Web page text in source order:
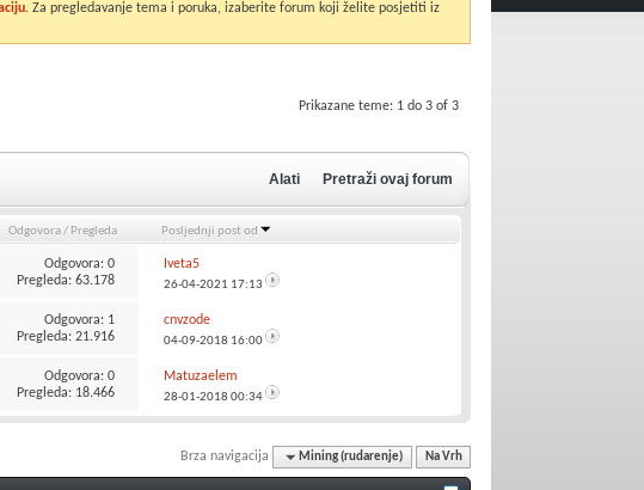
. Za pregledavanje tema i poruka, izaberite forum koji želite posjetiti iz
Prikazane teme: 1 do 3 of 3
Alati Pretraži ovaj forum
Odgovora/ Pregleda Posljednji post od
Odgovora: 0
Pregleda: 63.178
Iveta5
26-04-2021 17:13
Odgovora: 1
Pregleda: 21.916
cnvzode
04-09-2018 16:00
Odgovora: 0
Pregleda: 18.466
Matuzaelem
28-01-2018 00:34
Brza navigacija Mining (rudarenje) Na Vrh